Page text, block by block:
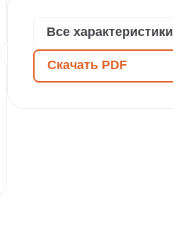
Все характеристики
Скачать PDF